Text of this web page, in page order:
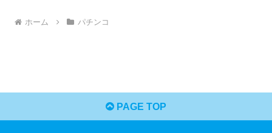
ホーム パチンコ
PAGE TOP